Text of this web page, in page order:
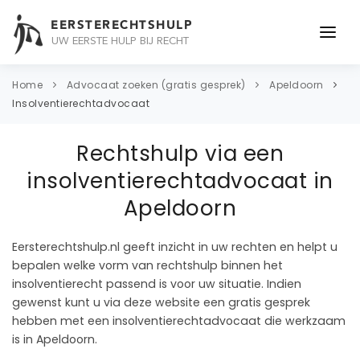
EERSTERECHTSHULP
UW EERSTE HULP BIJ RECHT
ONDERWERPEN
ADVOCAAT
OVER ONS
Home Advocaat zoeken (gratis gesprek)
Apeldoorn
Insolventierechtadvocaat
Rechtshulp via een
insolventierechtadvocaat in
Apeldoorn
Eersterechtshulp.nl geeft inzicht in uw rechten en helpt u
bepalen welke vorm van rechtshulp binnen het
insolventierecht passend is voor uw situatie. Indien
gewenst kunt u via deze website een gratis gesprek
hebben met een insolventierechtadvocaat die werkzaam
is in Apeldoorn.